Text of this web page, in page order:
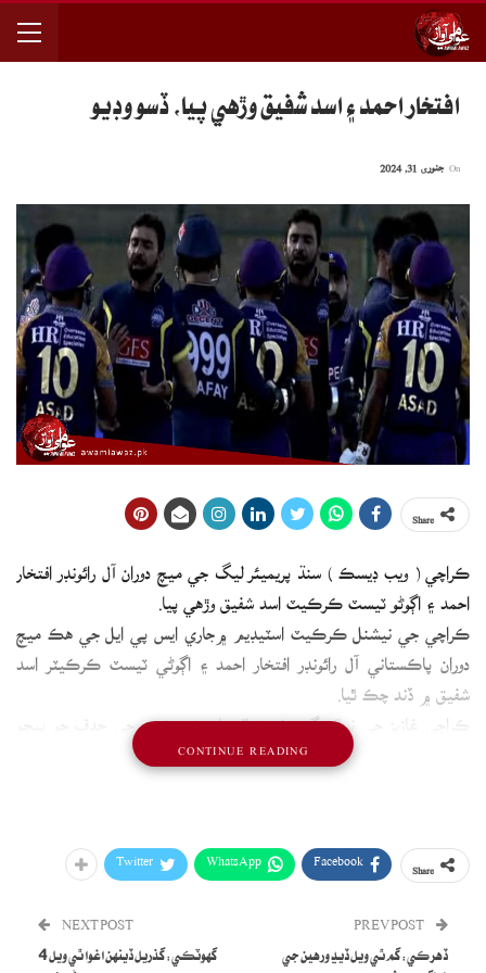
افتخار احمد ۽ اسد شفيق وڙهي پيا، ڏسو وڊيو
ڪراچي ( ويب ڊيسڪ ) سنڌ پريميئر ليگ جي ميچ دوران آل رائونڊر افتخار
احمد ۽ اڳوڻو ٽيسٽ ڪرڪيٽ اسد شفيق وڙهي پيا.
ڪراچي جي نيشنل ڪرڪيٽ اسٽيڊيم ۾جاري ايس پي ايل جي هڪ ميچ
دوران پاڪستاني آل رائونڊر افتخار احمد ۽ اڳوڻي ٽيسٽ ڪرڪيٽر اسد
شفيق ۾ ڏند چڪ ٿيا.
ڪندڙ لاڙڪاڻا چئلينجرز جي اسد شفيق کي آئوٽ ڪيو.
Iftikhar Ahmed angry at Asad Shafiq! Scenes in
What happened there?
Facebook
WhatsApp
Twitter
ڏهرڪي: گم ٿي ويل ڏيڍ ورهين جي
NEXT POST
گھوٽڪي: گذريل ڏينهن اغوا ٿي ويل 4